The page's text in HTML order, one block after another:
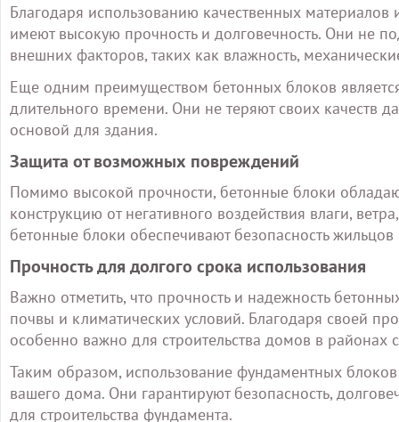
Благодаря использованию качественных
имеют высокую прочность и долговечность. Они не
внешних факторов, таких как влажность,
Еще одним преимуществом бетонных блоков
длительного времени. Они не теряют своих качеств
основой для здания.
Защита от возможных повреждений
Помимо высокой прочности, бетонные блоки
конструкцию от негативного воздействия влаги,
бетонные блоки обеспечивают безопасность
Прочность для долгого срока использования
Важно отметить, что прочность и надежность
почвы и климатических условий. Благодаря своей
особенно важно для строительства домов в районах
Таким образом, использование фундаментных
вашего дома. Они гарантируют безопасность,
для строительства фундамента.